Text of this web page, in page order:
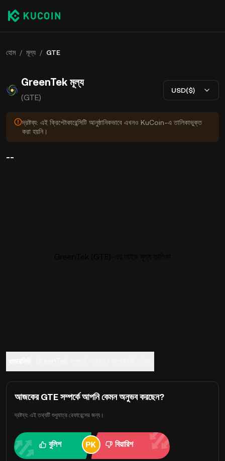
হোম / মূল্য / GTE
GreenTek মূল্য
(GTE)
USD($)
দ্রষ্টব্য: এই ক্রিপ্টোকারেন্সিটি আনুষ্ঠানিকভাবে এখনও KuCoin-এ তালিকাভুক্ত
করা হয়নি।
--
আজকের GTE সম্পর্কে আপনি কেমন অনুভব করছেন?
দ্রষ্টব্য: এই তথ্যটি শুধুমাত্র রেফারেন্সের জন্য।
বুলিশ বিয়ারিশ